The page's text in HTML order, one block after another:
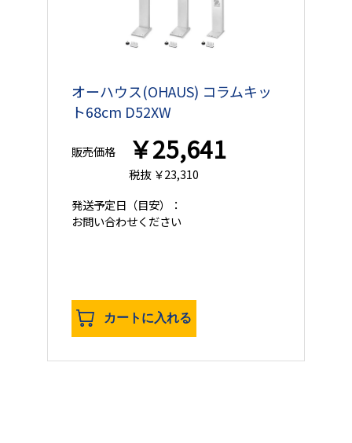
オーハウス(OHAUS) コラムキッ
ト68cm D52XW
販売価格 ￥25,641
税抜 ￥23,310
発送予定日 （目安）：
お問い合わせください
カートに入れる